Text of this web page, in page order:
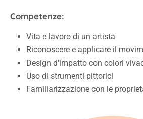
Competenze:
Vita e lavoro di un artista
Riconoscere e applicare il
Design d'impatto con colori
Uso di strumenti pittorici
Familiarizzazione con le